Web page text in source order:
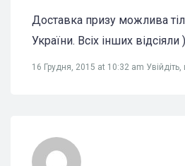
Доставка призу можлива
України. Всіх інших відсіяли
16 Грудня, 2015 at 10:32 am